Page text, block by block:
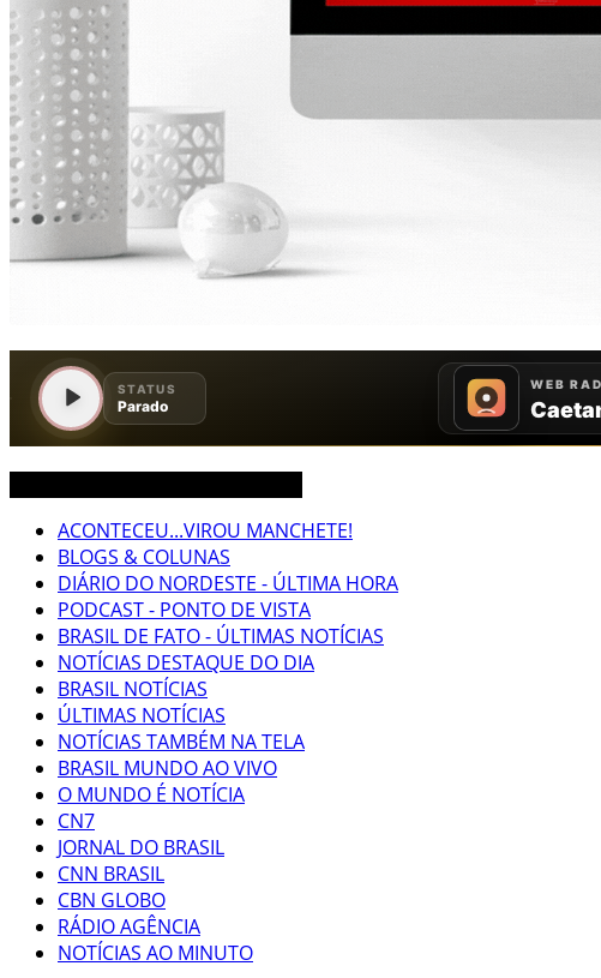
ACONTECEU...VIROU MANCHETE!
BLOGS & COLUNAS
DIÁRIO DO NORDESTE - ÚLTIMA HORA
PODCAST - PONTO DE VISTA
BRASIL DE FATO - ÚLTIMAS NOTÍCIAS
NOTÍCIAS DESTAQUE DO DIA
BRASIL NOTÍCIAS
ÚLTIMAS NOTÍCIAS
NOTÍCIAS TAMBÉM NA TELA
BRASIL MUNDO AO VIVO
O MUNDO É NOTÍCIA
CN7
JORNAL DO BRASIL
CNN BRASIL
CBN GLOBO
RÁDIO AGÊNCIA
NOTÍCIAS AO MINUTO